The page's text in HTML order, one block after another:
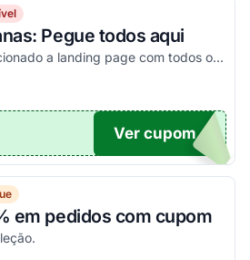
Pegue todos aqui
Pegue para ser redirecionado a landing page com todos os códigos promocionais disponíveis hoje!
TICO
Ver cupom
em pedidos com cupom